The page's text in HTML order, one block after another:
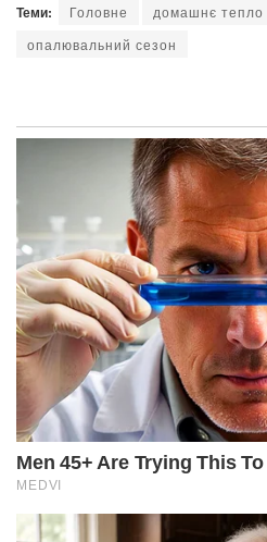
Теми: Головне домашнє тепло
опалювальний сезон